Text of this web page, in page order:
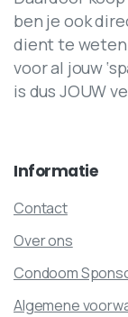
ben je ook
dient te
voor al jouw
is dus JOUW
Informatie
Contact
Over ons
Condoom
Algemene